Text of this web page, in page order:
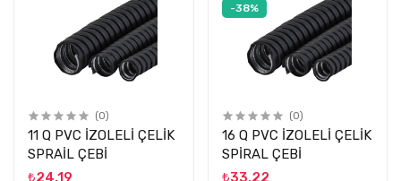
(0)
11 Q PVC İZOLELİ ÇELİK
SPRAİL ÇEBİ
₺24,19
-38%
(0)
16 Q PVC İZOLELİ ÇELİK
SPİRAL ÇEBİ
₺33,22